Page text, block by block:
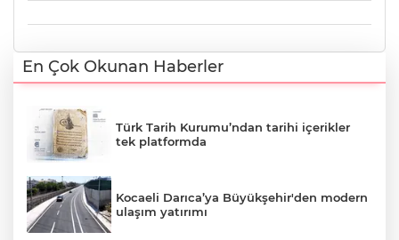
En Çok Okunan Haberler
Türk Tarih Kurumu’ndan tarihi içerikler
tek platformda
Kocaeli Darıca’ya Büyükşehir'den modern
ulaşım yatırımı